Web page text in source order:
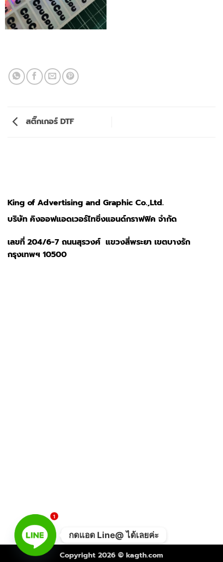
สติ๊กเกอร์ DTF
King of Advertising and Graphic Co.,Ltd.
บริษัท คิงออฟแอดเวอร์ไทซิ่งแอนด์กราฟฟิค จำกัด
เลขที่ 204/6-7 ถนนสุรวงศ์ แขวงสี่พระยา เขตบางรัก
กรุงเทพฯ 10500
Copyright 2026 © kagth.com
1
กดแอด Line@ ได้เลยค่ะ